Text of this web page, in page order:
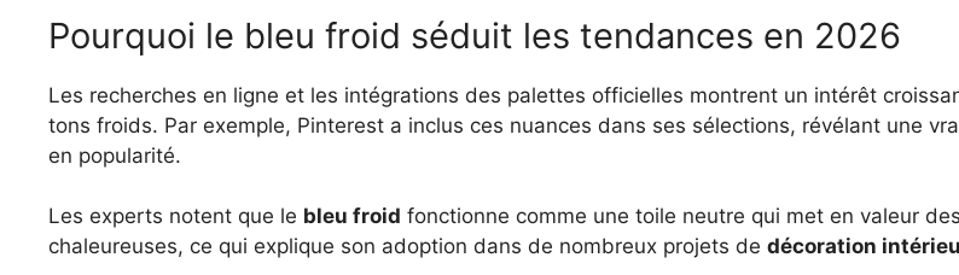
Pourquoi le bleu froid séduit les tendances en 2026
Les recherches en ligne et les intégrations des palettes officielles montrent un intérêt
tons froids. Par exemple, Pinterest a inclus ces nuances dans ses sélections, révélant une
en popularité.
Les experts notent que le bleu froid fonctionne comme une toile neutre qui met en valeur
chaleureuses, ce qui explique son adoption dans de nombreux projets de décoration